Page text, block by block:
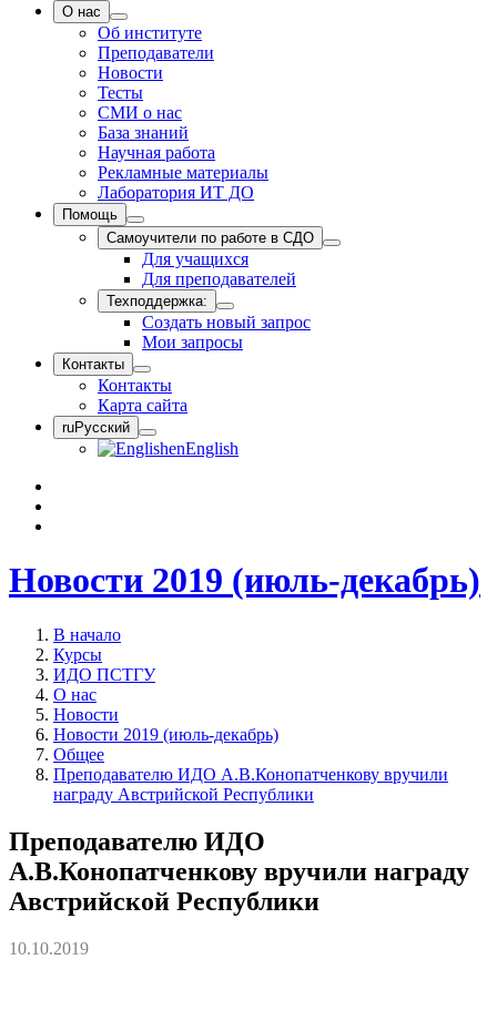
О нас
Об институте
Преподаватели
Новости
Тесты
СМИ о нас
База знаний
Научная работа
Рекламные материалы
Лаборатория ИТ ДО
Помощь
Самоучители по работе в СДО
Для учащихся
Для преподавателей
Техподдержка:
Создать новый запрос
Мои запросы
Контакты
Контакты
Карта сайта
ruРусский
enEnglish
Новости 2019 (июль-декабрь)
В начало
Курсы
ИДО ПСТГУ
О нас
Новости
Новости 2019 (июль-декабрь)
Общее
Преподавателю ИДО А.В.Конопатченкову вручили
награду Австрийской Республики
Преподавателю ИДО
А.В.Конопатченкову вручили награду
Австрийской Республики
10.10.2019